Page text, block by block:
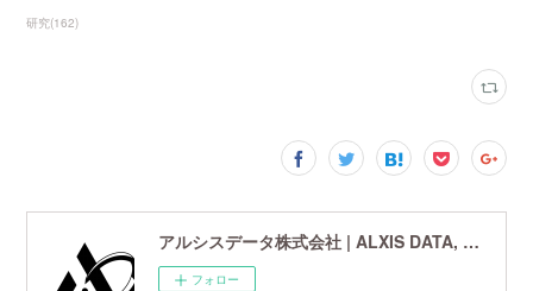
研究(162)
アルシスデータ株式会社 | ALXIS DATA, Inc. | 世界最先端の画像鮮鋭化技術研究開発企業
フォロー